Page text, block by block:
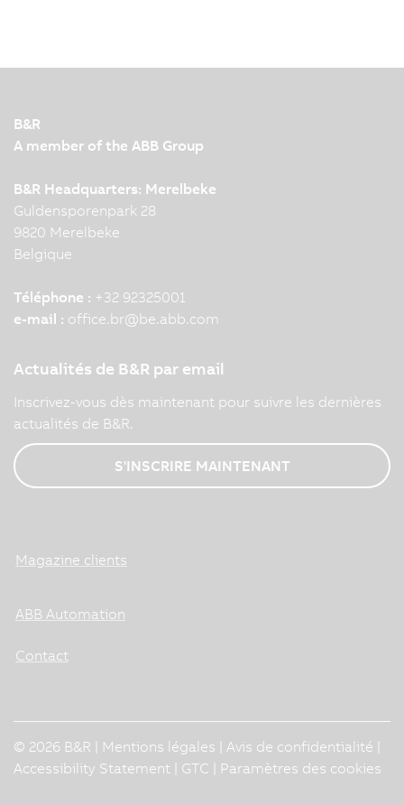
B&R
A member of the ABB Group
B&R Headquarters: Merelbeke
Guldensporenpark 28
9820 Merelbeke
Belgique
Téléphone : +32 92325001
e-mail : office.br@be.abb.com
Actualités de B&R par email
Inscrivez-vous dès maintenant pour suivre les dernières
actualités de B&R.
S'INSCRIRE MAINTENANT
Magazine clients
ABB Automation
Contact
© 2026 B&R | Mentions légales Avis de confidentialité
Accessibility Statement
GTC Paramètres des cookies